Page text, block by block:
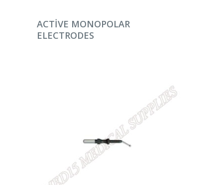
DEVAMINI OKU
ACTIVE MONOPOLAR
ELECTRODES